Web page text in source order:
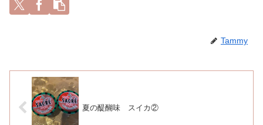
Tammy
夏の醍醐味 スイカ②